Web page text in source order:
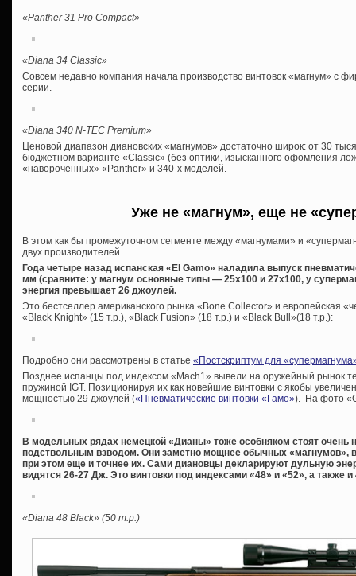
«Panther 31 Pro Compact»
«Diana 34 Classic»
Совсем недавно компания начала производство винтовок «магнум» с
серии.
«Diana 340 N-TEC Premium»
Ценовой диапазон диановских «магнумов» достаточно широк: от 30
бюджетном варианте «Classic» (без оптики, изысканного офомления
«навороченных» «Panther» и 340-х моделей.
Уже не «магнум», еще не
В этом как бы промежуточном сегменте между «магнумами» и
двух производителей.
Года четыре назад испанская «El Gamo» наладила выпуск
мм (сравните: у магнум основные типы — 25х100 и 27х100, у
энергия превышает 26 джоулей.
Это бестселлер американского рынка «Bone Collector» и европейская
«Black Knight» (15 т.р.), «Black Fusion» (18 т.р.) и «Black Bull»(18 т.р.):
Подробно они рассмотрены в статье «Постскриптум для
Позднее испанцы под индексом «Mach1» вывели на оружейный рынок
пружиной IGT. Позиционируя их как новейшие винтовки с якобы
мощностью 29 джоулей («Пневматические винтовки «Гамо»). На фото
В модельных рядах немецкой «Дианы» тоже особняком стоят
подствольным взводом. Они заметно мощнее обычных «магнумов»,
при этом еще и точнее их. Сами диановцы декларируют дульную
видятся 26-27 Дж. Это винтовки под индексами «48» и «52», а также и
«Diana 48 Black» (50 т.р.)